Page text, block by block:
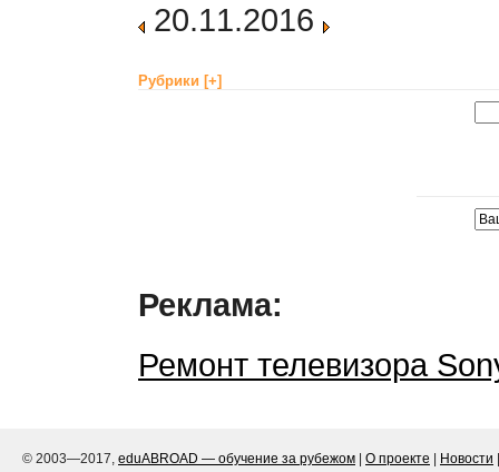
20.11.2016
Рубрики [+]
Реклама:
Ремонт телевизора
© 2003—2017, eduABROAD — обучение за рубежом О проекте Новости